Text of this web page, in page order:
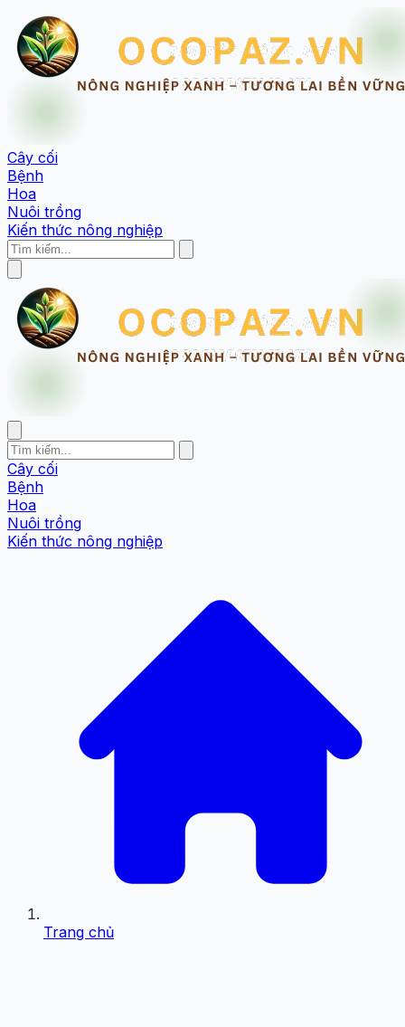
Cây cối
Bệnh
Hoa
Nuôi trồng
Kiến thức nông nghiệp
Cây cối
Bệnh
Hoa
Nuôi trồng
Kiến thức nông nghiệp
Trang chủ